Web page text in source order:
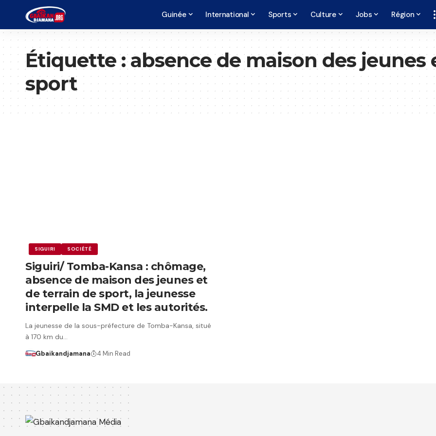
Guinée International Sports Culture Jobs Région
Étiquette :absence de maison des jeunes
sport
SIGUIRI SOCIÉTÉ
Siguiri/ Tomba-Kansa : chômage,
absence de maison des jeunes et
de terrain de sport, la jeunesse
interpelle la SMD et les autorités.
La jeunesse de la sous-préfecture de Tomba-Kansa, situé
à 170 km du…
Gbaikandjamana 4 Min Read